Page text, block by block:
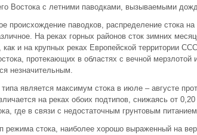
Востока с летними паводками, вызываемыми
происхождение паводков, распределение стока
На реках горных районов сток зимних
как и на крупных реках Европейской территории
протекающих в областях с вечной мерзлотой
незначительным.
является максимум стока в июле – августе
на реках обоих подтипов, снижаясь от
где в связи с недостаточным грунтовым
режима стока, наиболее хорошо выраженный на